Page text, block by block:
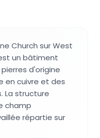
Church sur West
un bâtiment
d'origine
en cuivre et des
La structure
champ
répartie sur